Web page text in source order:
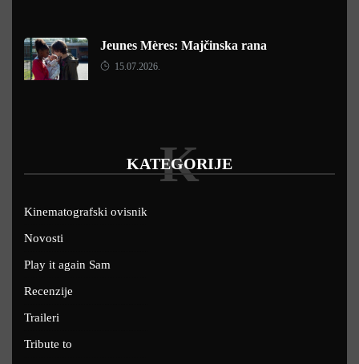
Jeunes Mères: Majčinska rana
15.07.2026.
KATEGORIJE
K
Kinematografski ovisnik
Novosti
Play it again Sam
Recenzije
Traileri
Tribute to